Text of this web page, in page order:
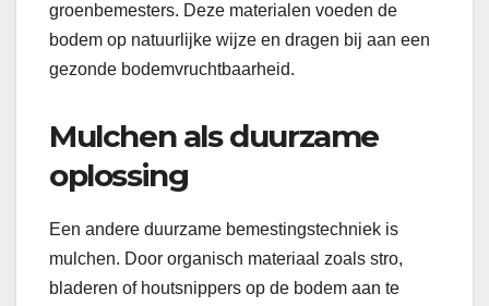
groenbemesters. Deze materialen voeden de
bodem op natuurlijke wijze en dragen bij aan een
gezonde bodemvruchtbaarheid.
Mulchen als duurzame
oplossing
Een andere duurzame bemestingstechniek is
mulchen. Door organisch materiaal zoals stro,
bladeren of houtsnippers op de bodem aan te